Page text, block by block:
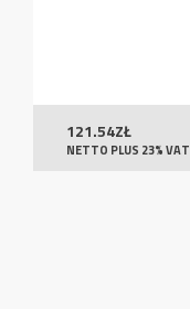
121.54ZŁ
NETTO PLUS 23% VAT